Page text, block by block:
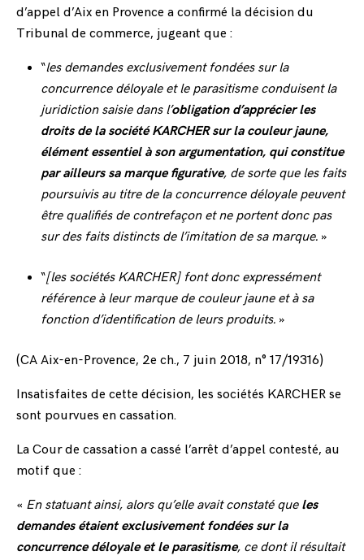
d’appel d’Aix en Provence a confirmé la décision du
Tribunal de commerce, jugeant que :
“les demandes exclusivement fondées sur la
concurrence déloyale et le parasitisme conduisent la
juridiction saisie dans l’obligation d’apprécier les
droits de la société KARCHER sur la couleur jaune,
élément essentiel à son argumentation, qui constitue
par ailleurs sa marque figurative, de sorte que les faits
poursuivis au titre de la concurrence déloyale peuvent
être qualifiés de contrefaçon et ne portent donc pas
sur des faits distincts de l’imitation de sa marque. »
“[les sociétés KARCHER] font donc expressément
référence à leur marque de couleur jaune et à sa
fonction d’identification de leurs produits. »
(CA Aix-en-Provence, 2e ch., 7 juin 2018, n° 17/19316)
Insatisfaites de cette décision, les sociétés KARCHER se
sont pourvues en cassation.
La Cour de cassation a cassé l’arrêt d’appel contesté, au
motif que :
« En statuant ainsi, alors qu’elle avait constaté que les
demandes étaient exclusivement fondées sur la
concurrence déloyale et le parasitisme, ce dont il résultait